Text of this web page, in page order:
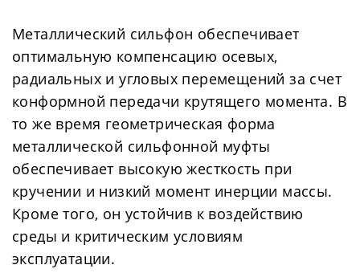
Металлический сильфон обеспечивает
оптимальную компенсацию осевых,
радиальных и угловых перемещений за счет
конформной передачи крутящего момента. В
то же время геометрическая форма
металлической сильфонной муфты
обеспечивает высокую жесткость при
кручении и низкий момент инерции массы.
Кроме того, он устойчив к воздействию
среды и критическим условиям
эксплуатации.